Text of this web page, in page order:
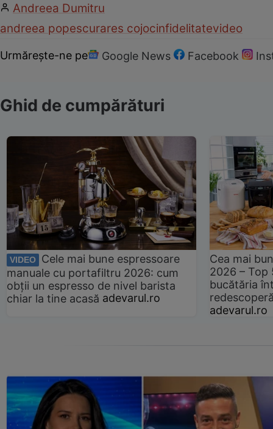
Andreea Dumitru
andreea popescurares cojocinfidelitatevideo
Urmărește-ne pe Google News Facebook
Ghid de cumpărături
VIDEO
Cele mai bune espressoare
manuale cu portafiltru 2026: cum
obții un espresso de nivel barista
chiar la tine acasă adevarul.ro
Cea mai
2026 –
bucătăria
adevarul.ro